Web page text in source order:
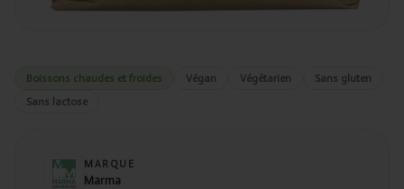
Boissons chaudes et froides Végan Végétarien
Sans gluten
Sans lactose
MARQUE
Marma